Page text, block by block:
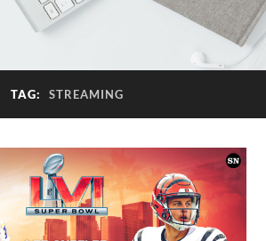
TAG: STREAMING